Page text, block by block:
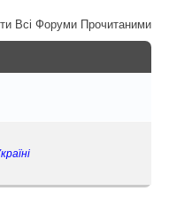
Всі Форуми Прочитаними